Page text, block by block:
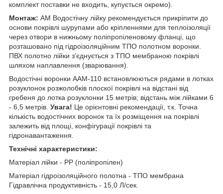
комплект поставки не входить, купується окремо).
Монтаж: АМ Водостічну лійку рекомендується прикріпити до
основи покрівлі шурупами або кріпленнями для теплоізоляції
через отвори в нижньому поліпропіленовому фланці, що
розташовано під гідроізоляційним ТПО полотном воронки.
ПВХ полотно лійки з'єднується з ТПО мембраною покрівлі
шляхом наплавлення (зварювання).
Водостічні воронки AAM-110 встановлюються рядами в лотках
розуклонок розжолобків плоскої покрівлі на відстані від
гребеня до лотка розуклонки 15 метрів; відстань між лійками 6
- 6,5 метрів. Увага! Це орієнтовні рекомендації, т.к. Точна
кількість водостічних воронок та їх розміщення на покрівлі
залежить від площі, конфігурації покрівлі та
гідронавантаження.
Технічні характеристики:
Матеріал лійки - PP (поліпропілен)
Матеріал гідроізоляційного полотна - ТПО мембрана
Гідравлічна продуктивність - 15,0 Л/сек.